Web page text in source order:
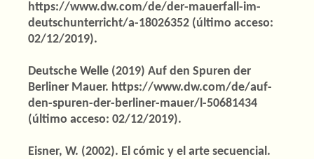
https://www.dw.com/de/der-mauerfall-im-
deutschunterricht/a-18026352 (último acceso:
02/12/2019).
Deutsche Welle (2019) Auf den Spuren der
Berliner Mauer. https://www.dw.com/de/auf-
den-spuren-der-berliner-mauer/l-50681434
(último acceso: 02/12/2019).
Eisner, W. (2002). El cómic y el arte secuencial.